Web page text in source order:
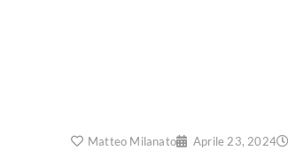
Matteo Milanato Aprile 23, 2024